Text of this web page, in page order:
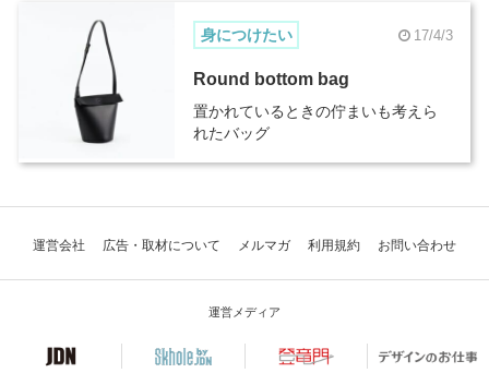
身につけたい 17/4/3
Round bottom bag
置かれているときの佇まいも考えら
れたバッグ
運営会社 広告・取材について メルマガ 利用規約 お問い合わせ
運営メディア